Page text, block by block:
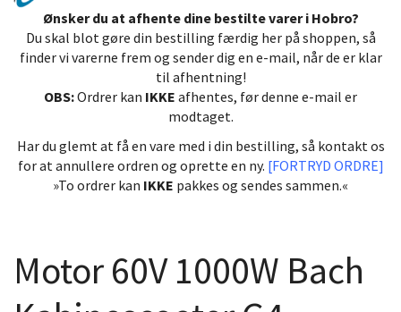
Ønsker du at afhente dine bestilte varer i Hobro?
Du skal blot gøre din bestilling færdig her på shoppen, så
finder vi varerne frem og sender dig en e-mail, når de er klar
til afhentning!
OBS:Ordrer kan IKKE afhentes, før denne e-mail er
modtaget.
Har du glemt at få en vare med i din bestilling, så kontakt os
for at annullere ordren og oprette en ny. [FORTRYD ORDRE]
»To ordrer kan IKKE pakkes og sendes sammen.«
Motor 60V 1000W Bach